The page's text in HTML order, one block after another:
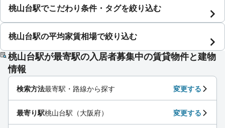
桃山台駅でこだわり条件・タグを絞り込む
桃山台駅の平均家賃相場で絞り込む
桃山台駅が最寄駅の入居者募集中の賃貸物件と建物
情報
検索方法最寄駅・路線から探す 変更する
最寄り駅桃山台駅（大阪府） 変更する